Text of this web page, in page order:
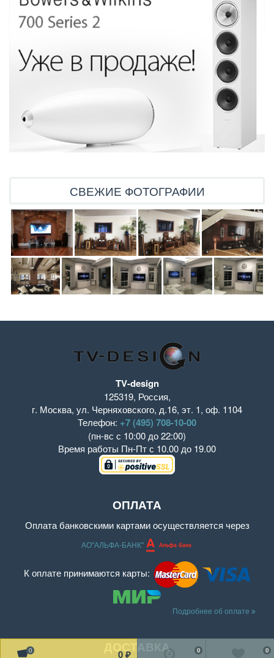
0 0 ₽
0
0
СВЕЖИЕ ФОТОГРАФИИ
TV-design
125319, Россия,
г. Москва, ул. Черняховского, д.16, эт. 1, оф. 1104
Телефон: +7 (495) 708-10-00
(пн-вс с 10:00 до 22:00)
Время работы Пн-Пт с 10.00 до 19.00
ОПЛАТА
Оплата банковскими картами осуществляется через
АО"АЛЬФА-БАНК"
К оплате принимаются карты:
Подробнее об оплате
ДОСТАВКА